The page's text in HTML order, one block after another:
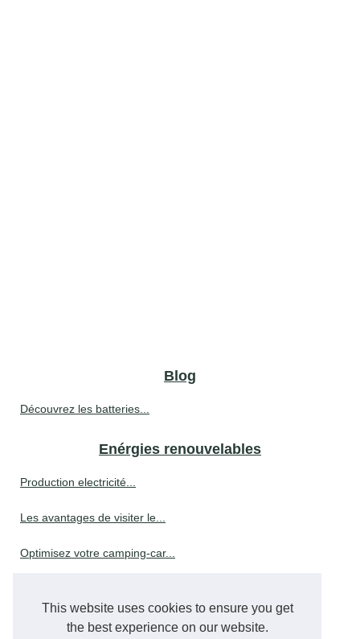
This website uses cookies to ensure you get
the best experience on our website.
Blog
Découvrez les batteries...
Enérgies renouvelables
Production electricité...
Les avantages de visiter le...
Optimisez votre camping-car...
Environnementale